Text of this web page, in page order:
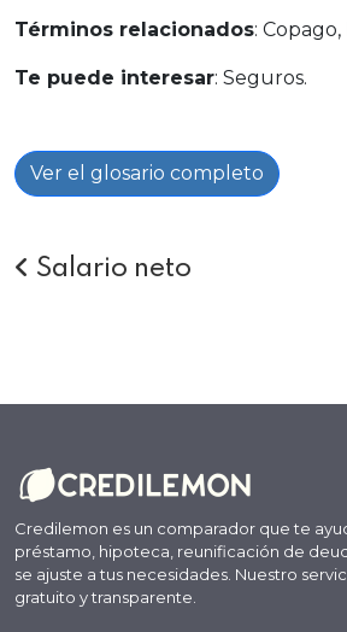
Términos relacionados:
Te puede interesar: Seguros.
Ver el glosario completo
Salario neto
Credilemon es un comparador que te
préstamo, hipoteca, reunificación de
se ajuste a tus necesidades. Nuestro
gratuito y transparente.